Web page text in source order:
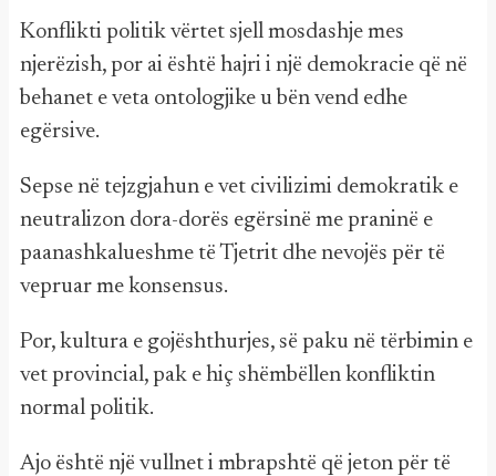
Konflikti politik vërtet sjell mosdashje mes
njerëzish, por ai është hajri i një demokracie që në
behanet e veta ontologjike u bën vend edhe
egërsive.
Sepse në tejzgjahun e vet civilizimi demokratik e
neutralizon dora-dorës egërsinë me praninë e
paanashkalueshme të Tjetrit dhe nevojës për të
vepruar me konsensus.
Por, kultura e gojështhurjes, së paku në tërbimin e
vet provincial, pak e hiç shëmbëllen konfliktin
normal politik.
Ajo është një vullnet i mbrapshtë që jeton për të